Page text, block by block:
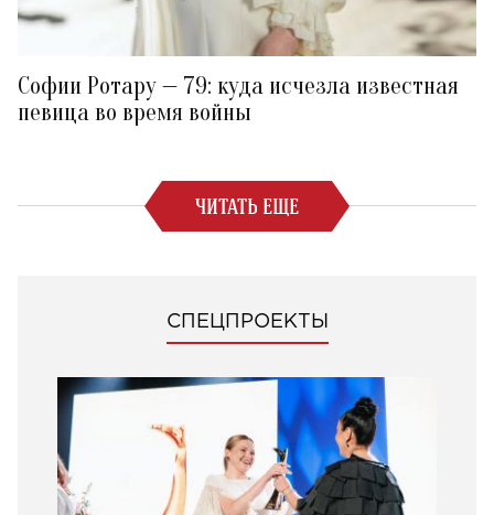
Софии Ротару — 79: куда исчезла известная
певица во время войны
ЧИТАТЬ ЕЩЕ
СПЕЦПРОЕКТЫ